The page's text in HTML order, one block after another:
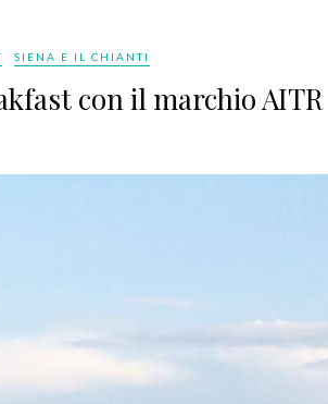
SIENA E IL CHIANTI
con il marchio AITR